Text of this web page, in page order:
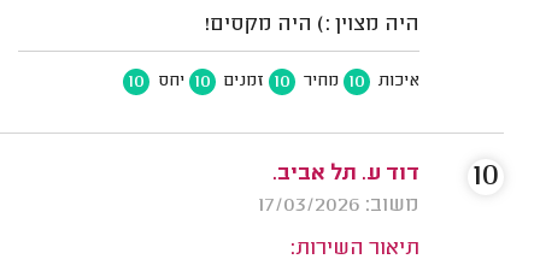
היה מצוין :) היה מקסים!
איכות 10 מחיר 10 זמנים 10 יחס 10
דוד ע. תל אביב.
משוב: 17/03/2026
תיאור השירות:
10